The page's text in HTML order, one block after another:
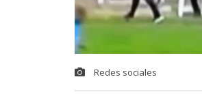
Redes sociales